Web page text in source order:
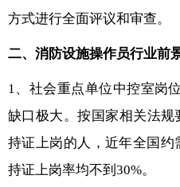
方式进行全面评议和审查。
二、消防设施操作员行业前
1、社会重点单位中控室岗
缺口极大。按国家相关法
持证上岗的人，近年全国
持证上岗率均不到30%。